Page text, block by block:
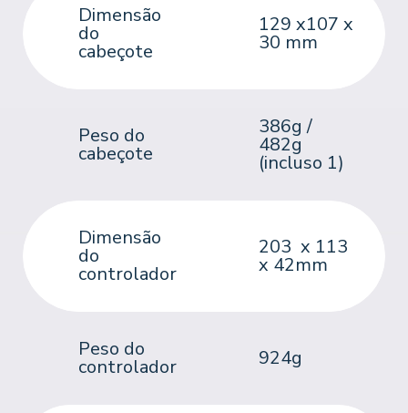
Dimensão
do
cabeçote
129 x107 x
30 mm
Peso do
cabeçote
386g /
482g
(incluso 1)
Dimensão
do
controlador
203 x 113
x 42mm
Peso do
controlador 924g